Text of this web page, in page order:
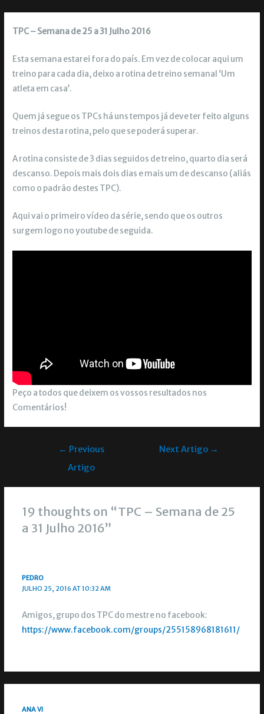
TPC – Semana de 25 a 31 Julho 2016
Esta semana estarei fora do país. Em vez de colocar aqui um
treino para cada dia, deixo a rotina de treino semanal ‘Um
atleta em casa’.
Quem já segue os TPCs há uns tempos já deve ter feito alguns
treinos desta rotina, pelo que se poderá superar.
A rotina consiste de 3 dias seguidos de treino, quarto dia será
descanso. Depois mais dois dias e mais um de descanso (aliás
como o padrão destes TPC).
Aqui vai o primeiro vídeo da série, sendo que os outros
surgem logo no youtube de seguida.
Peço a todos que deixem os vossos resultados nos
Comentários!
← Previous
Artigo
Next Artigo →
19 thoughts on “TPC – Semana de 25
a 31 Julho 2016”
PEDRO
JULHO 25, 2016 AT 10:32 AM
Amigos, grupo dos TPC do mestre no facebook:
https://www.facebook.com/groups/255158968181611/
ANA VI